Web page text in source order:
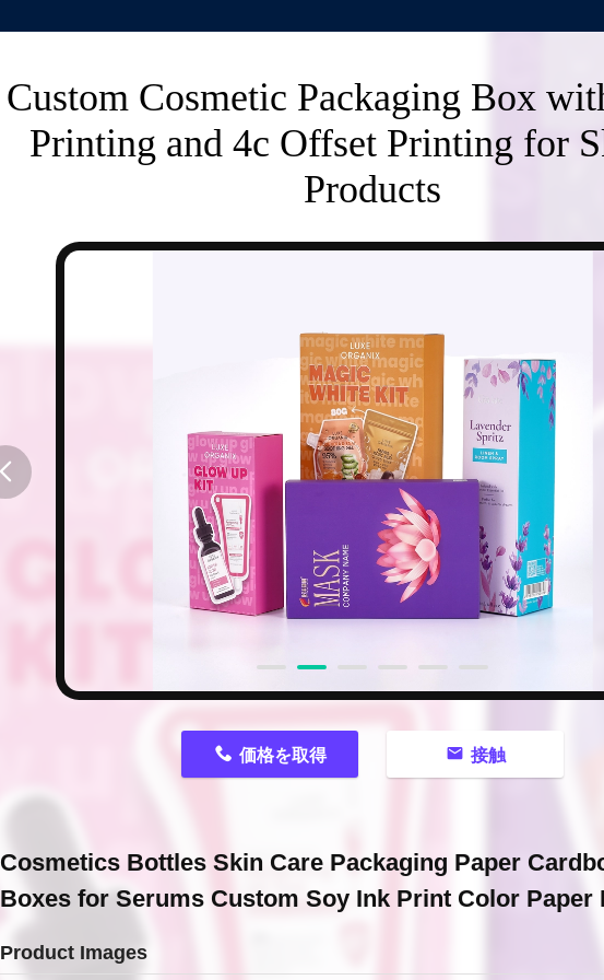
Custom Cosmetic Packaging Box
Printing and 4c Offset Printing for
Products
価格を取得 接触
Cosmetics Bottles Skin Care Packaging Paper
Boxes for Serums Custom Soy Ink Print Color Paper
Product Images